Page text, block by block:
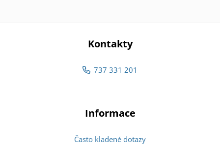
Kontakty
737 331 201
Informace
Často kladené dotazy